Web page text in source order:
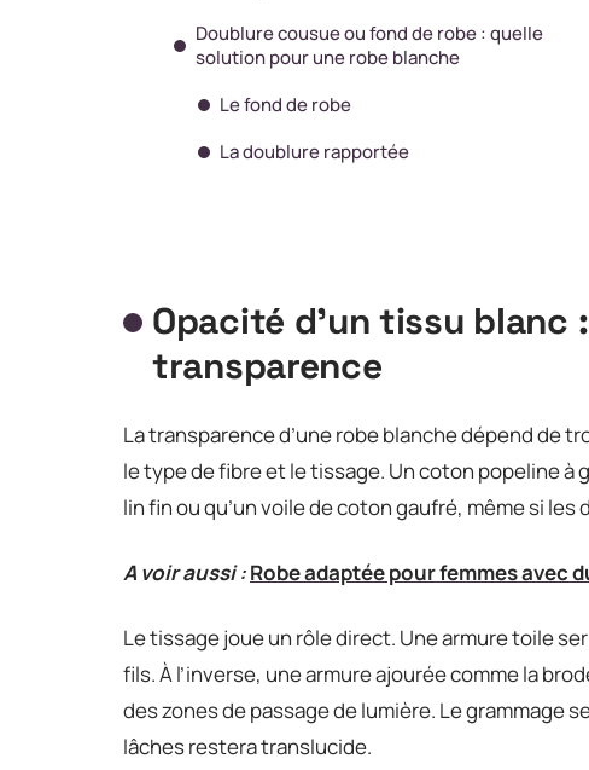
Doublure cousue ou fond de robe : quelle
solution pour une robe blanche
Le fond de robe
La doublure rapportée
Opacité d’un tissu blanc
transparence
La transparence d’une robe blanche dépend de
le type de fibre et le tissage. Un coton popeline à
lin fin ou qu’un voile de coton gaufré, même si les
A voir aussi :Robe adaptée pour femmes avec
Le tissage joue un rôle direct. Une armure toile
fils. À l’inverse, une armure ajourée comme la
des zones de passage de lumière. Le grammage
lâches restera translucide.